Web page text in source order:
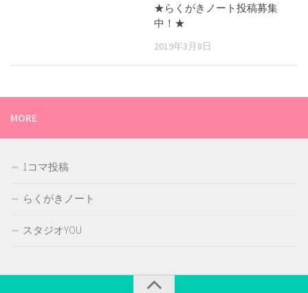
★らくがきノート投稿募集
中！★
2019年3月8日
MORE
1コマ投稿
らくがきノート
スタジオYOU